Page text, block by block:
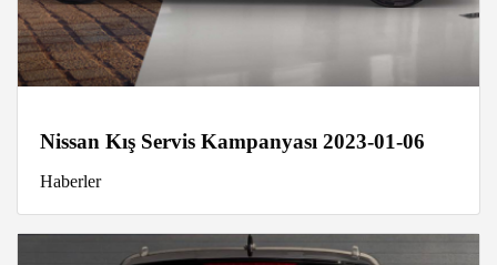
Nissan Kış Servis Kampanyası 2023-01-06
Haberler